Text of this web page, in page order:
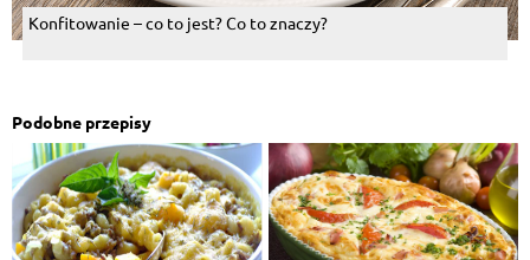
Konfitowanie – co to jest? Co to znaczy?
Podobne przepisy